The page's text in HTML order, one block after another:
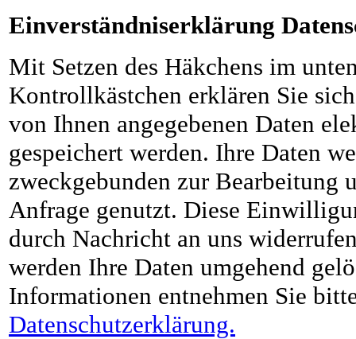
Einverständniserklärung
Mit Setzen des Häkchens im
Kontrollkästchen erklären Sie
von Ihnen angegebenen Daten
gespeichert werden. Ihre Daten
zweckgebunden zur Bearbeitung
Anfrage genutzt. Diese
durch Nachricht an uns
werden Ihre Daten umgehend
Informationen entnehmen Sie
Datenschutzerklärung.